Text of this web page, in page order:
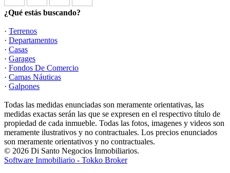
¿Qué estás buscando?
· Terrenos
· Departamentos
· Casas
· Garages
· Fondos De Comercio
· Camas Náuticas
· Galpones
Todas las medidas enunciadas son meramente orientativas, las
medidas exactas serán las que se expresen en el respectivo título de
propiedad de cada inmueble. Todas las fotos, imagenes y videos son
meramente ilustrativos y no contractuales. Los precios enunciados
son meramente orientativos y no contractuales.
© 2026 Di Santo Negocios Inmobiliarios.
Software Inmobiliario - Tokko Broker